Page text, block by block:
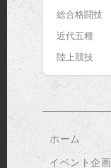
総合格闘技
近代五種
陸上競技
ホーム
イベント企画